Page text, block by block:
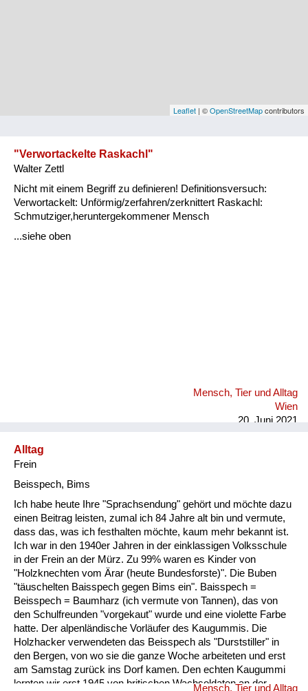
Vorarlberg
Natur und Landwirtschaft
Leaflet | ©OpenStreetMapcontributors
"Verwortackelte Raskachl"
Walter Zettl
Nicht mit einem Begriff zu definieren! Definitionsversuch:
Verwortackelt: Unförmig/zerfahren/zerknittert Raskachl:
Schmutziger,heruntergekommener Mensch
...siehe oben
Mensch, Tier und Alltag
Wien
20. Juni 2021
Alltag
Frein
Beisspech, Bims
Ich habe heute Ihre "Sprachsendung" gehört und möchte dazu
einen Beitrag leisten, zumal ich 84 Jahre alt bin und vermute,
dass das, was ich festhalten möchte, kaum mehr bekannt ist.
Ich war in den 1940er Jahren in der einklassigen Volksschule
in der Frein an der Mürz. Zu 99% waren es Kinder von
"Holzknechten vom Ärar (heute Bundesforste)". Die Buben
"täuschelten Baisspech gegen Bims ein". Baisspech =
Beisspech = Baumharz (ich vermute von Tannen), das von
den Schulfreunden "vorgekaut" wurde und eine violette Farbe
hatte. Der alpenländische Vorläufer des Kaugummis. Die
Holzhacker verwendeten das Beisspech als "Durststiller" in
den Bergen, von wo sie die ganze Woche arbeiteten und erst
am Samstag zurück ins Dorf kamen. Den echten Kaugummi
lernten wir erst 1945 von britischen Wachsoldaten an der
Mensch, Tier und Alltag